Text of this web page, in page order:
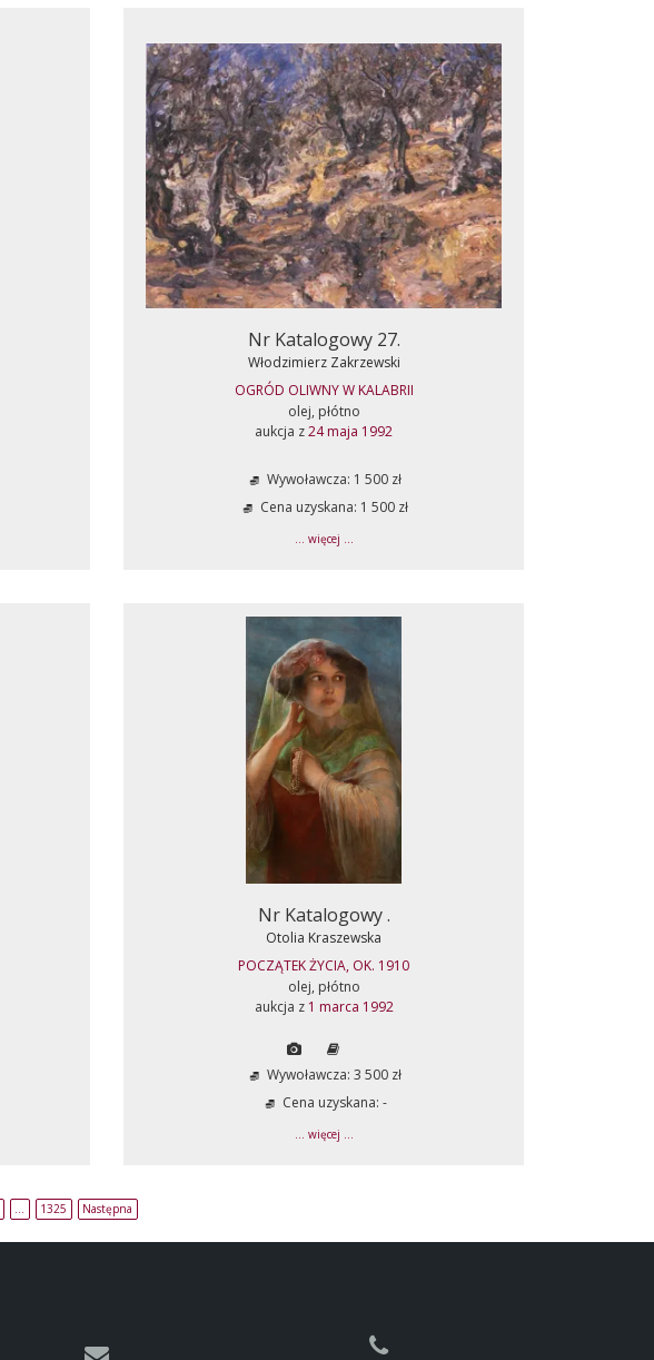
Nr Katalogowy 27.
Włodzimierz Zakrzewski
OGRÓD OLIWNY W KALABRII
olej, płótno
aukcja z24 maja 1992
Wywoławcza: 1 500 zł
Cena uzyskana: 1 500 zł
... więcej ...
Nr Katalogowy .
Otolia Kraszewska
POCZĄTEK ŻYCIA, OK. 1910
olej, płótno
aukcja z 1 marca 1992
Wywoławcza: 3 500 zł
Cena uzyskana: -
... więcej ...
… 1325 Następna